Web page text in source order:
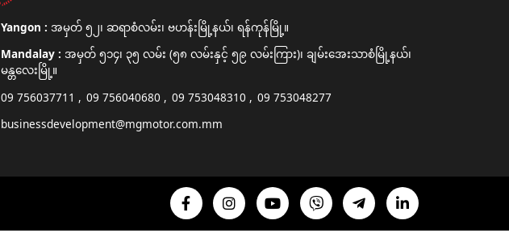
Yangon : အမှတ် ၅၂၊ ဆရာစံလမ်း၊ ဗဟန်းမြို့နယ်၊ ရန်ကုန်မြို့။
Mandalay : အမှတ် ၅၁၄၊ ၃၅ လမ်း (၅၈ လမ်းနှင့် ၅၉ လမ်းကြား)၊ ချမ်းအေးသာစံမြို့နယ်၊
မန္တလေးမြို့။
09 756037711
09 756040680 09 753048310
09 753048277
businessdevelopment@mgmotor.com.mm